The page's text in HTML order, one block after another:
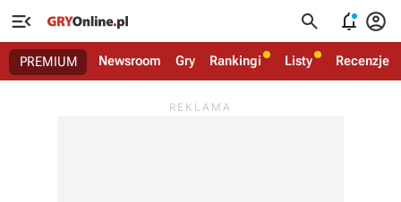
   
PREMIUM Newsroom Gry Rankingi Listy Recenzje